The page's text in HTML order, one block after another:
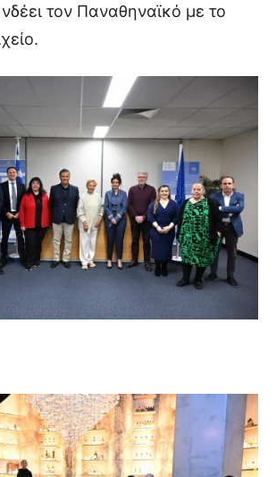
τον Παναθηναϊκό με το